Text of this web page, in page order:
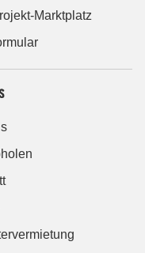
Marktplatz